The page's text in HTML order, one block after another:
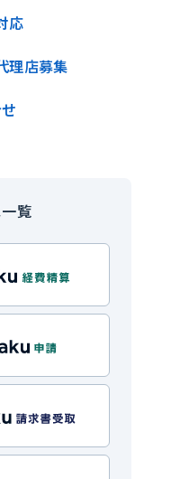
応
理店募集
覧